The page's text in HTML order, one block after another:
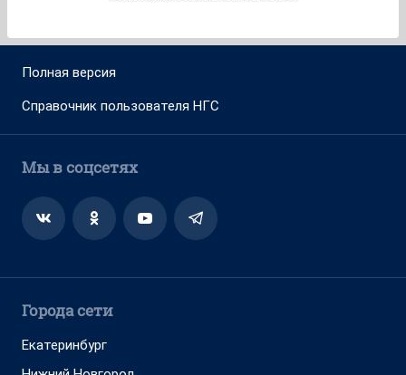
Полная версия
Справочник пользователя НГС
Мы в соцсетях
Города сети
Екатеринбург